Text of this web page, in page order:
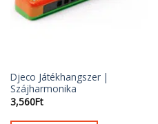
Djeco Játékhangszer |
Szájharmonika
3,560Ft